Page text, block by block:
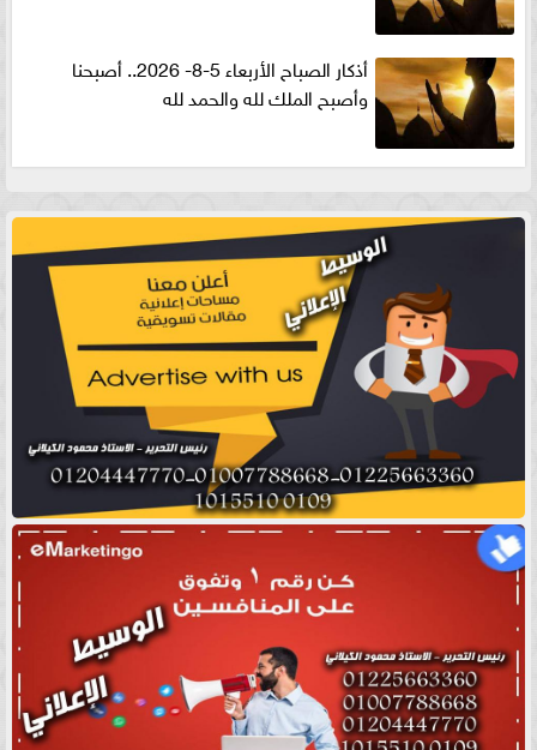
أذكار الصباح الأربعاء 5-8- 2026.. أصبحنا
وأصبح الملك لله والحمد لله